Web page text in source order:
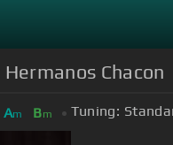
Chacon
Am Bm Tuning: